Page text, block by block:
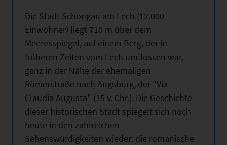
Die Stadt Schongau am Lech (12.000
Einwohner) liegt 710 m über dem
Meeresspiegel, auf einem Berg, der in
früheren Zeiten vom Lech umflossen war,
ganz in der Nähe der ehemaligen
Römerstraße nach Augsburg, der "Via
Claudia Augusta" (15 v. Chr.). Die Geschichte
dieser historischen Stadt spiegelt sich noch
heute in den zahlreichen
Sehenswürdigkeiten wieder: die romanische